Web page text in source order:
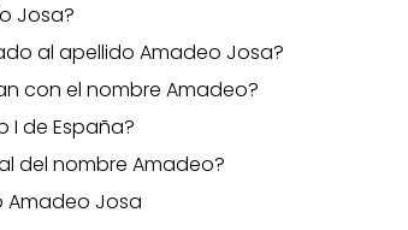
Josa?
al apellido Amadeo Josa?
con el nombre Amadeo?
I de España?
del nombre Amadeo?
Amadeo Josa